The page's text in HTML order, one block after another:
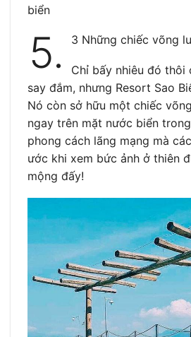
biển
5. 3 Những chiếc võng
Chỉ bấy nhiêu đó thôi
say đắm, nhưng Resort Sao
Nó còn sở hữu một chiếc
ngay trên mặt nước biển
phong cách lãng mạng mà
ước khi xem bức ảnh ở thiên
mộng đấy!